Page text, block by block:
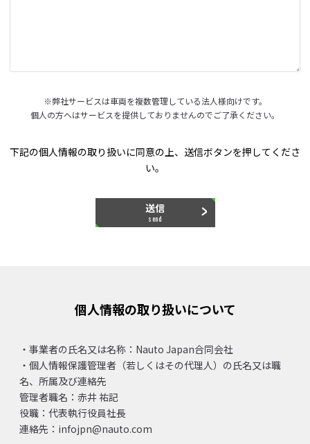
※弊社サービスは車両を複数管理している法人様向けです。
個人の方へはサービスを提供しておりませんのでご了承ください。
下記の個人情報の取り扱いに同意の上、送信ボタンを押してくださ
い。
送信
send
個人情報の取り扱いについて
・事業者の氏名又は名称：Nauto Japan合同会社
・個人情報保護管理者（若しくはその代理人）の氏名又は職
名、所属及び連絡先
管理者職名：赤井 祐記
役職：代表執行役員社長
連絡先：infojpn@nauto.com